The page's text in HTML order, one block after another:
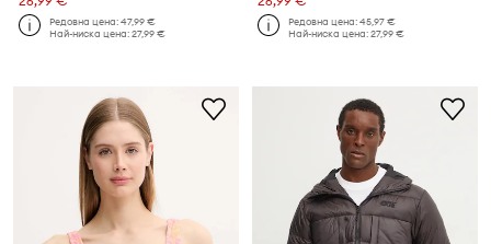
Редовна цена:47,99 €
Най-ниска цена:27,99 €
Редовна цена:45,97 €
Най-ниска цена:27,99 €